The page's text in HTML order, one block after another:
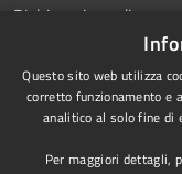
Dichiarazione di
RSS
Accessibilità
Questo sito web utilizza
corretto funzionamento e
analitico al solo fine di
Per maggiori dettagli,